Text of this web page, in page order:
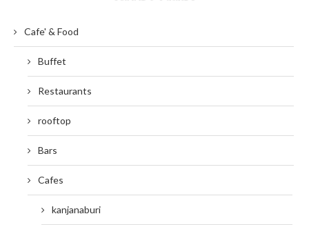
Cafe' & Food
Buffet
Restaurants
rooftop
Bars
Cafes
kanjanaburi